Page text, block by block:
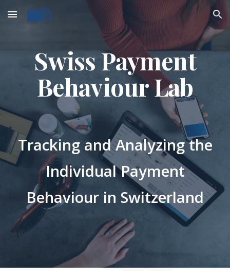
Skip to main content Skip to navigation
Swiss Payment
Behaviour Lab
Tracking and Analyzing the
Individual Payment
Behaviour in Switzerland